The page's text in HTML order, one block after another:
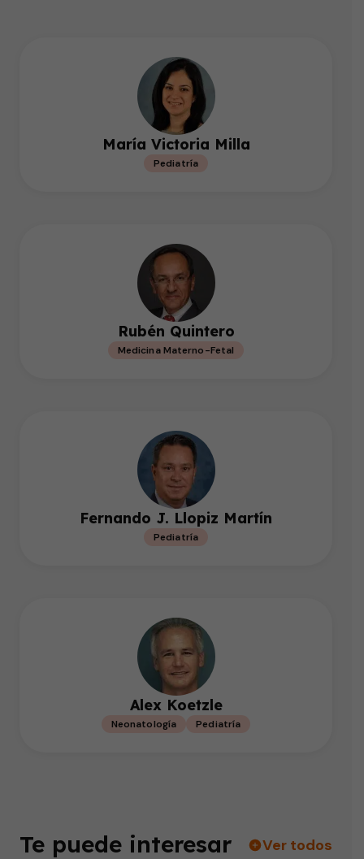
María Victoria Milla
Pediatría
Rubén Quintero
Medicina Materno-Fetal
Fernando J. Llopiz Martín
Pediatría
Alex Koetzle
Neonatología Pediatría
Te puede interesar Ver todos